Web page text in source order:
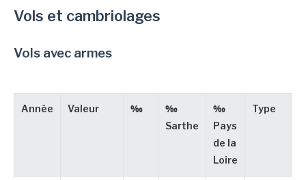
Vols et cambriolages
Vols avec armes
Année Valeur ‰
‰
Sarthe
‰
Pays
de la
Loire
Type